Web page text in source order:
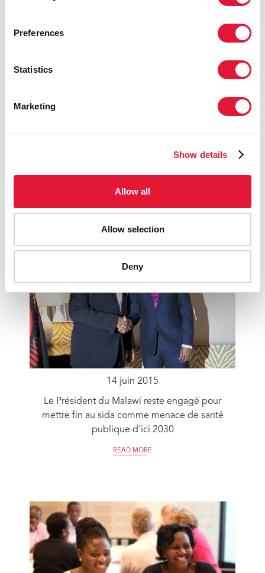
Preferences
Statistics
Marketing
Show details
Allow all
Allow selection
Deny
Nouvel engagement en faveur de la stratégie
Accélérer de l'ONUSIDA pour atteindre les
14 juin 2015
Le Président du Malawi reste engagé pour
mettre fin au sida comme menace de santé
publique d'ici 2030
READ MORE